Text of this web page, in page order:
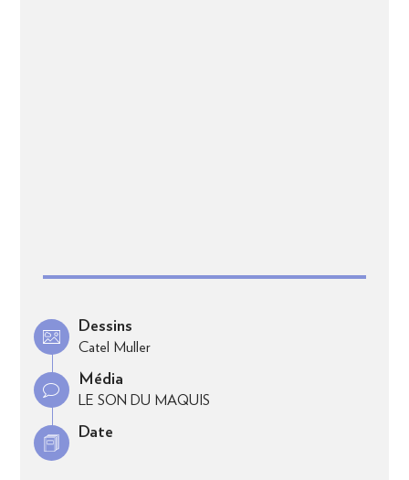
Dessins
Catel Muller
Média
LE SON DU MAQUIS
Date